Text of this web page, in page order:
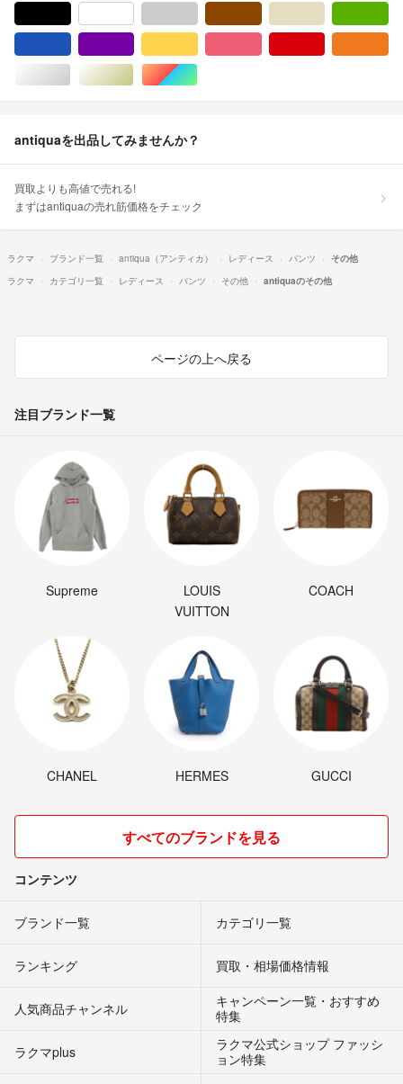
シルバー/銀色系ゴールド/金色系マルチカラー
antiquaを出品してみませんか？
買取よりも高値で売れる!
まずはantiquaの売れ筋価格をチェック
ラクマ ブランド一覧 antiqua（アンティカ） レディース パンツ
その他
ラクマ
カテゴリ一覧 レディース パンツ その他 antiquaのその他
ページの上へ戻る
注目ブランド一覧
Supreme
LOUIS
VUITTON
COACH
CHANEL HERMES GUCCI
すべてのブランドを見る
コンテンツ
ブランド一覧 カテゴリ一覧
ランキング 買取・相場価格情報
人気商品チャンネル
キャンペーン一覧・おすすめ
特集
ラクマplus
ラクマ公式ショップ ファッシ
ョン特集